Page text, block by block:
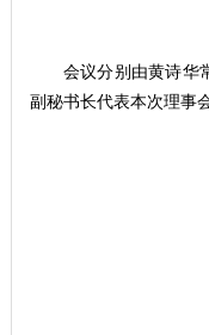
会议分别由黄诗华
副秘书长代表本次理事